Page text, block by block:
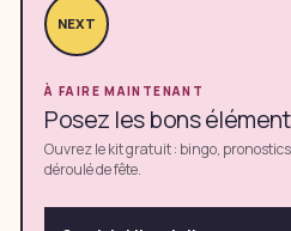
NEXT
À FAIRE MAINTENANT
Posez les bons
Ouvrez le kit gratuit : bingo,
déroulé de fête.